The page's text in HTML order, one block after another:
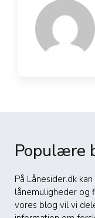
Populære
På Lånesider.dk
lånemuligheder og
vores blog vil vi